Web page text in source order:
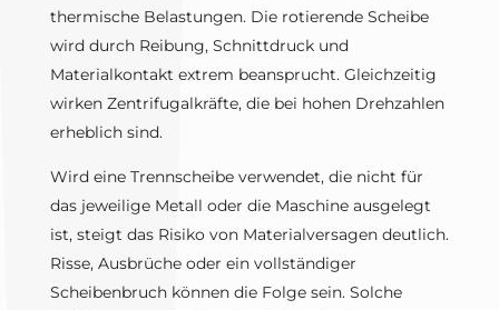
thermische Belastungen. Die rotierende Scheibe
wird durch Reibung, Schnittdruck und
Materialkontakt extrem beansprucht. Gleichzeitig
wirken Zentrifugalkräfte, die bei hohen Drehzahlen
erheblich sind.
Wird eine Trennscheibe verwendet, die nicht für
das jeweilige Metall oder die Maschine ausgelegt
ist, steigt das Risiko von Materialversagen deutlich.
Risse, Ausbrüche oder ein vollständiger
Scheibenbruch können die Folge sein. Solche